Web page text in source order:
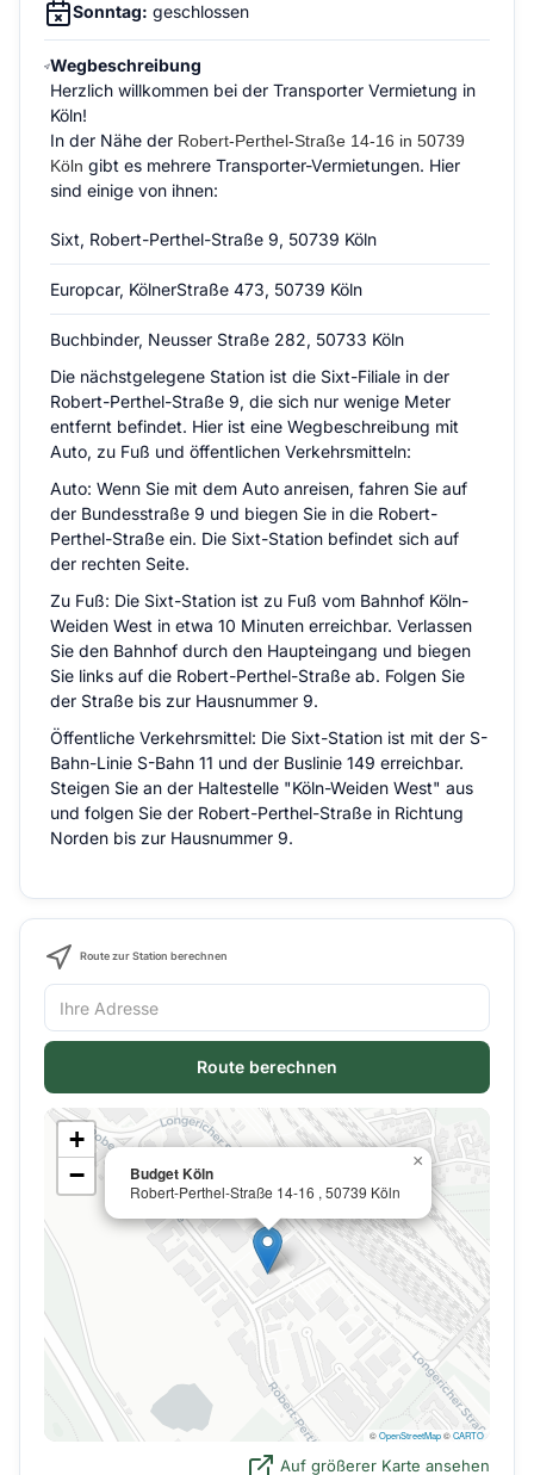
Sonntag: geschlossen
Wegbeschreibung
Herzlich willkommen bei der Transporter Vermietung in
Köln!
In der Nähe der Robert-Perthel-Straße 14-16 in 50739
Köln gibt es mehrere Transporter-Vermietungen. Hier
sind einige von ihnen:
Sixt, Robert-Perthel-Straße 9, 50739 Köln
Europcar, KölnerStraße 473, 50739 Köln
Buchbinder, Neusser Straße 282, 50733 Köln
Die nächstgelegene Station ist die Sixt-Filiale in der
Robert-Perthel-Straße 9, die sich nur wenige Meter
entfernt befindet. Hier ist eine Wegbeschreibung mit
Auto, zu Fuß und öffentlichen Verkehrsmitteln:
Auto: Wenn Sie mit dem Auto anreisen, fahren Sie auf
der Bundesstraße 9 und biegen Sie in die Robert-
Perthel-Straße ein. Die Sixt-Station befindet sich auf
der rechten Seite.
Zu Fuß: Die Sixt-Station ist zu Fuß vom Bahnhof Köln-
Weiden West in etwa 10 Minuten erreichbar. Verlassen
Sie den Bahnhof durch den Haupteingang und biegen
Sie links auf die Robert-Perthel-Straße ab. Folgen Sie
der Straße bis zur Hausnummer 9.
Öffentliche Verkehrsmittel: Die Sixt-Station ist mit der S-
Bahn-Linie S-Bahn 11 und der Buslinie 149 erreichbar.
Steigen Sie an der Haltestelle "Köln-Weiden West" aus
und folgen Sie der Robert-Perthel-Straße in Richtung
Norden bis zur Hausnummer 9.
Route zur Station berechnen
Route berechnen
Budget Köln
Robert-Perthel-Straße 14-16 , 50739 Köln
×
+
−
©OpenStreetMap©CARTO
Auf größerer Karte ansehen